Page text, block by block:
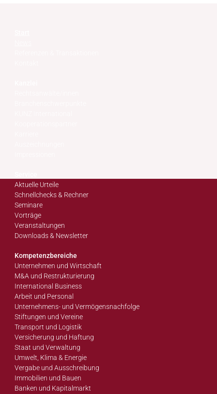
Aktuelle Urteile
Schnellchecks & Rechner
Seminare
Vorträge
Veranstaltungen
Downloads & Newsletter
Kompetenzbereiche
Unternehmen und Wirtschaft
M&A und Restrukturierung
International Business
Arbeit und Personal
Unternehmens- und Vermögensnachfolge
Stiftungen und Vereine
Transport und Logistik
Versicherung und Haftung
Staat und Verwaltung
Umwelt, Klima & Energie
Vergabe und Ausschreibung
Immobilien und Bauen
Banken und Kapitalmarkt